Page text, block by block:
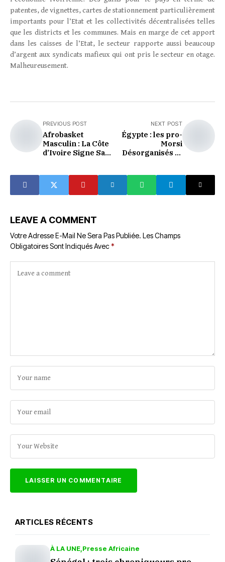
patentes, de vignettes, cartes de stationnement particulièrement
importants pour l’Etat et les collectivités décentralisées telles
que les districts et les communes. Mais en marge de cet apport
dans les caisses de l’Etat, le secteur rapporte aussi beaucoup
d’argent aux syndicats mafieux qui ont pris le secteur en otage.
Malheureusement.
PREVIOUS POST
Afrobasket
Masculin : La Côte
d’Ivoire Signe Sa
NEXT POST
Égypte : les pro-
Morsi
Désorganisés Et
LEAVE A COMMENT
Votre Adresse E-Mail Ne Sera Pas Publiée. Les Champs
Obligatoires Sont Indiqués Avec*
ARTICLES RÉCENTS
À LA UNE Presse Africaine